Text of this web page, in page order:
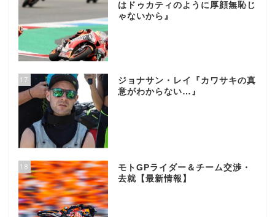
はドゥカティのように厚顔無恥じ
ゃないから』
17
ジョナサン・レイ『カワサキの真
意がわからない…』
18
モトGPライダー＆チーム交渉・
去就【最新情報】